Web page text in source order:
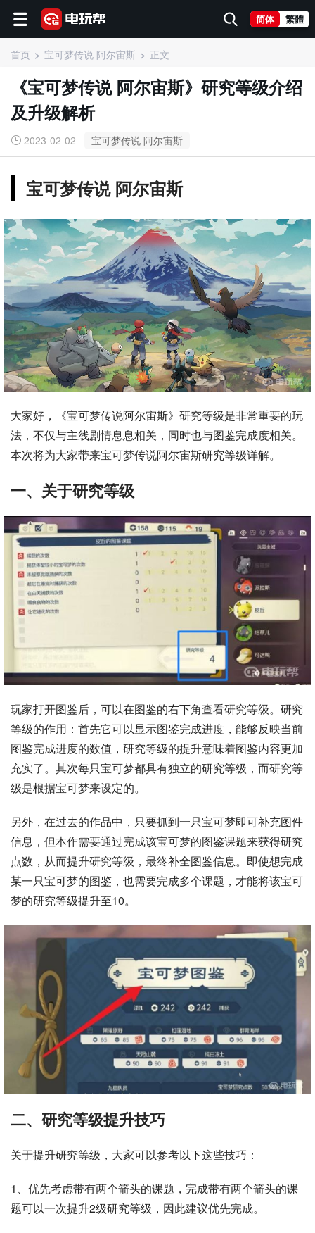
简体 繁體
首页 宝可梦传说 阿尔宙斯 正文
《宝可梦传说 阿尔宙斯》研究等级介绍
及升级解析
2023-02-02 宝可梦传说 阿尔宙斯
宝可梦传说 阿尔宙斯
大家好，《宝可梦传说阿尔宙斯》研究等级是非常重要的玩
法，不仅与主线剧情息息相关，同时也与图鉴完成度相关。
本次将为大家带来宝可梦传说阿尔宙斯研究等级详解。
一、关于研究等级
玩家打开图鉴后，可以在图鉴的右下角查看研究等级。研究
等级的作用：首先它可以显示图鉴完成进度，能够反映当前
图鉴完成进度的数值，研究等级的提升意味着图鉴内容更加
充实了。其次每只宝可梦都具有独立的研究等级，而研究等
级是根据宝可梦来设定的。
另外，在过去的作品中，只要抓到一只宝可梦即可补充图件
信息，但本作需要通过完成该宝可梦的图鉴课题来获得研究
点数，从而提升研究等级，最终补全图鉴信息。即使想完成
某一只宝可梦的图鉴，也需要完成多个课题，才能将该宝可
梦的研究等级提升至10。
二、研究等级提升技巧
关于提升研究等级，大家可以参考以下这些技巧：
1、优先考虑带有两个箭头的课题，完成带有两个箭头的课
题可以一次提升2级研究等级，因此建议优先完成。